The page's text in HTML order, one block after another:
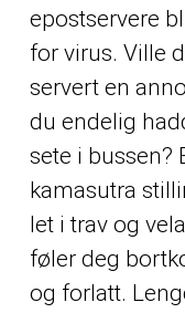
epostservere
for virus. Ville
servert en
du endelig
sete i bussen?
kamasutra
let i trav og
føler deg
og forlatt.